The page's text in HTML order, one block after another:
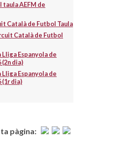
AEFM de
Català de Futbol Taula
Català de Futbol
Espanyola de
(2n dia)
Espanyola de
(1r dia)
pàgina: